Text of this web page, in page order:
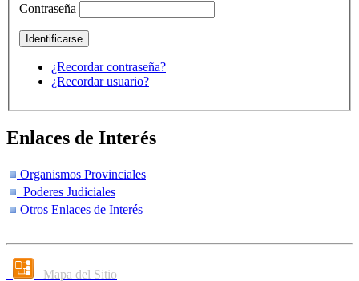
Contraseña
¿Recordar contraseña?
¿Recordar usuario?
Enlaces de Interés
Organismos Provinciales
Poderes Judiciales
Otros Enlaces de Interés
Mapa del Sitio